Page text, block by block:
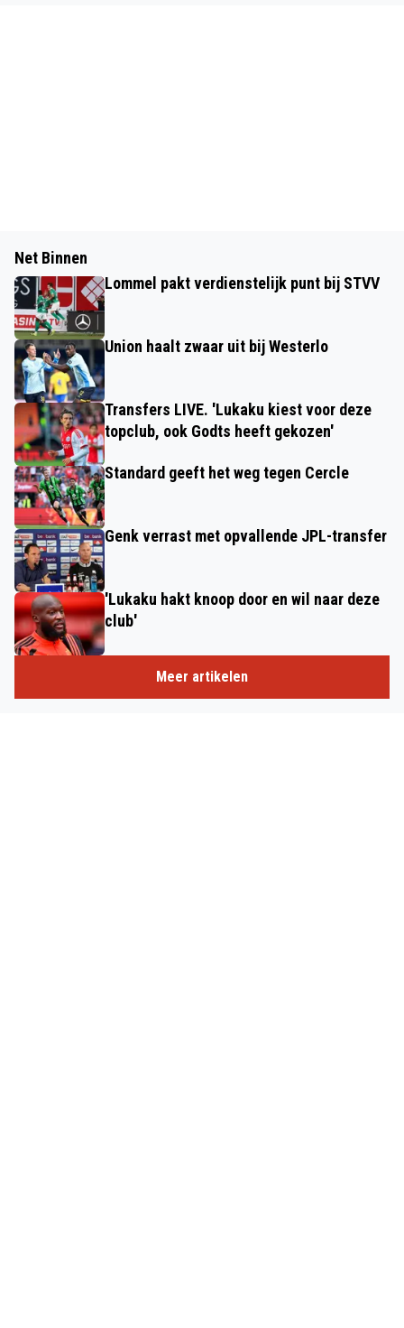
Net Binnen
Lommel pakt verdienstelijk punt bij STVV
Union haalt zwaar uit bij Westerlo
Transfers LIVE. 'Lukaku kiest voor deze
topclub, ook Godts heeft gekozen'
Standard geeft het weg tegen Cercle
Genk verrast met opvallende JPL-transfer
'Lukaku hakt knoop door en wil naar deze
club'
Meer artikelen